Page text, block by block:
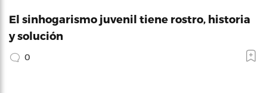
El sinhogarismo juvenil tiene rostro, historia
y solución
0